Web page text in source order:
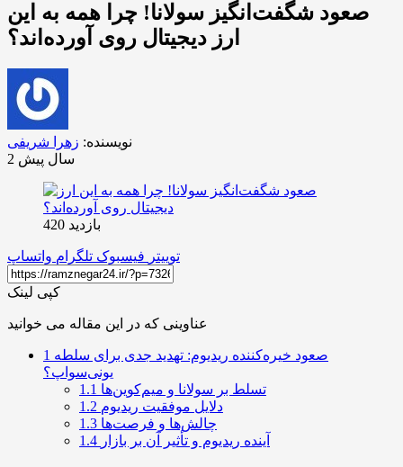
صعود شگفت‌انگیز سولانا! چرا همه به این
ارز دیجیتال روی آورده‌اند؟
نویسنده: زهرا شریفی
2 سال پیش
بازدید 420
توییتر فیسبوک تلگرام واتساپ
کپی لینک
عناوینی که در این مقاله می خوانید
1
یونی‌سواپ؟
1.1 تسلط بر سولانا و میم‌کوین‌ها
1.2 دلایل موفقیت ریدیوم
1.3 چالش‌ها و فرصت‌ها
1.4 آینده ریدیوم و تأثیر آن بر بازار